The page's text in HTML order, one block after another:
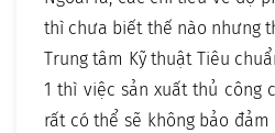
thì chưa biết thế nào nhưng
Trung tâm Kỹ thuật Tiêu
1 thì việc sản xuất thủ công
rất có thể sẽ không bảo